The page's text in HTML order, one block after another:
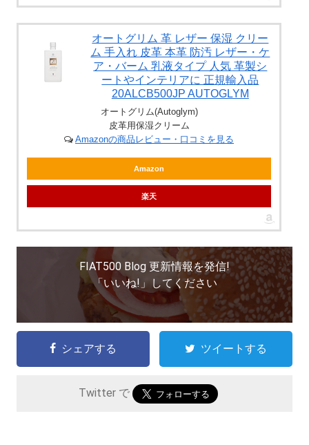
オートグリム 革 レザー 保湿 クリー
ム 手入れ 皮革 本革 防汚 レザー・ケ
ア・バーム 乳液タイプ 人気 革製シ
ートやインテリアに 正規輸入品
20ALCB500JP AUTOGLYM
オートグリム(Autoglym)
皮革用保湿クリーム
Amazonの商品レビュー・口コミを見る
Amazon
楽天
FIAT500 Blog 更新情報を発信!
「いいね!」してください
シェアする ツイートする
Twitter で